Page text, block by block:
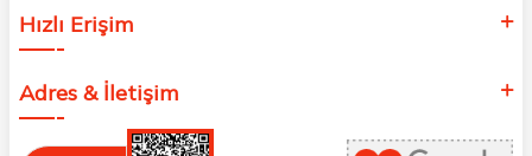
Hızlı Erişim
Adres & İletişim